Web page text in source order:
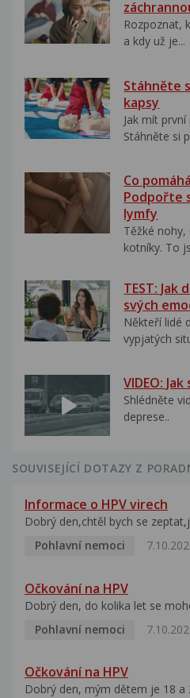
Rozpoznat,
a kdy už je...
Stáhněte
kapsy
Jak mít
Stáhněte si
Co
Podpořte
lymfy
Těžké
kotníky. To
TEST: Jak
svých
Někteří lidé
vypjatých
VIDEO:
Shlédněte
deprese..
SOUVISEJÍCÍ DOTAZY Z
Informace o HPV virech
Dobrý den,chtěl bych se
Pohlavní nemoci
Očkování na HPV
Dobrý den, do kolika let se
Pohlavní nemoci
Očkování na HPV
Dobrý den, mým dětem je 18 a